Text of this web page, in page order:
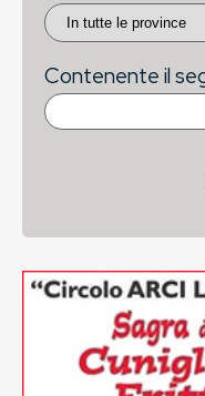
Contenente il